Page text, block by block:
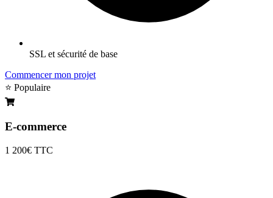
SSL et sécurité de base
Commencer mon projet
⭐ Populaire
E-commerce
1 200€ TTC